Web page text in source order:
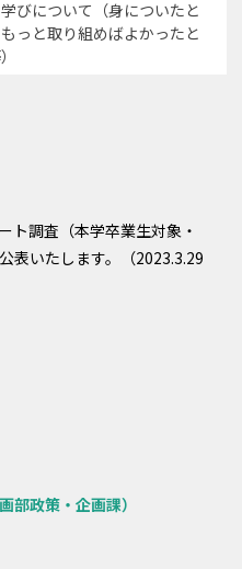
びについて（身についたと
っと取り組めばよかったと
ト調査（本学卒業生対象・
表いたします。（2023.3.29
部政策・企画課）